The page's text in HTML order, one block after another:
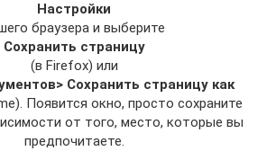
Настройки
браузера и выберите
Сохранить страницу
(в Firefox) или
Сохранить страницу как
Появится окно, просто сохраните
от того, место, которые вы
предпочитаете.